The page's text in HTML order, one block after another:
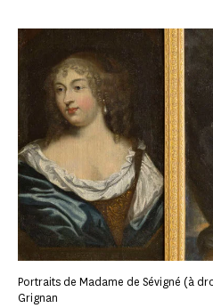
Portraits de Madame de Sévigné (à
Grignan